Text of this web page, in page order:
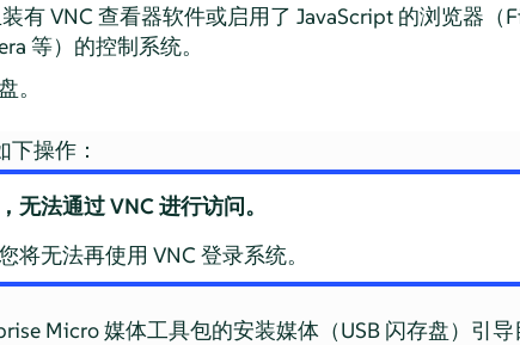
有 VNC 查看器软件或启用了 JavaScript 的浏览器（
等）的控制系统。
。
操作：
无法通过 VNC 进行访问。
将无法再使用 VNC 登录系统。
Micro媒体工具包的安装媒体（USB 闪存盘）引导